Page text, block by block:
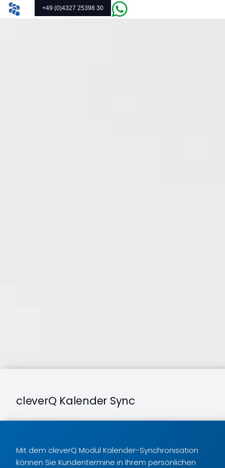
+49 (0)4327 25398 30
cleverQ Kalender Sync
Mit dem cleverQ Modul Kalender-Synchronisation
können Sie Kundentermine in Ihrem persönlichen